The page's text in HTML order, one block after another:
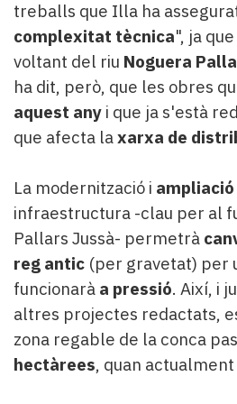
treballs que Illa ha
complexitat tècnica", ja
voltant del riu Noguera
ha dit, però, que les obres
aquest any i que ja s'està
que afecta laxarxa de
La modernització i ampliació
infraestructura -clau per al
Pallars Jussà- permetrà
reg antic (per gravetat) per
funcionarà a pressió. Així, i
altres projectes redactats,
zona regable de la conca
hectàrees, quan